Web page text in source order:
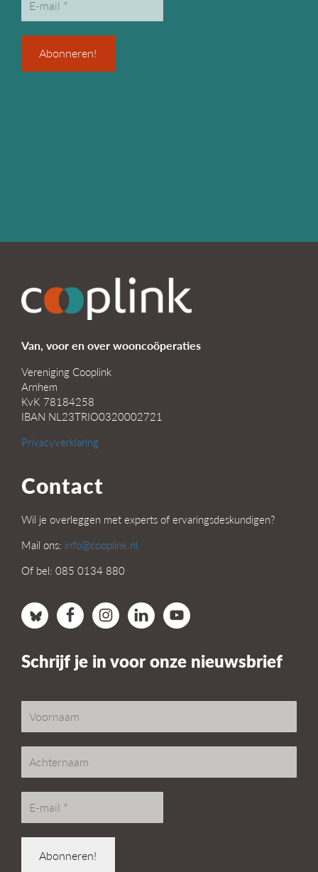
Van, voor en over wooncoöperaties
Vereniging Cooplink
Arnhem
KvK 78184258
IBAN NL23TRIO0320002721
Privacyverklaring
Contact
Wil je overleggen met experts of ervaringsdeskundigen?
Mail ons: info@cooplink.nl
Of bel: 085 0134 880
Schrijf je in voor onze nieuwsbrief